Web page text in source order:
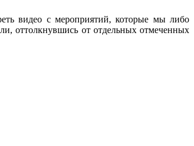
видео с мероприятий, которые мы либо
оттолкнувшись от отдельных отмеченных